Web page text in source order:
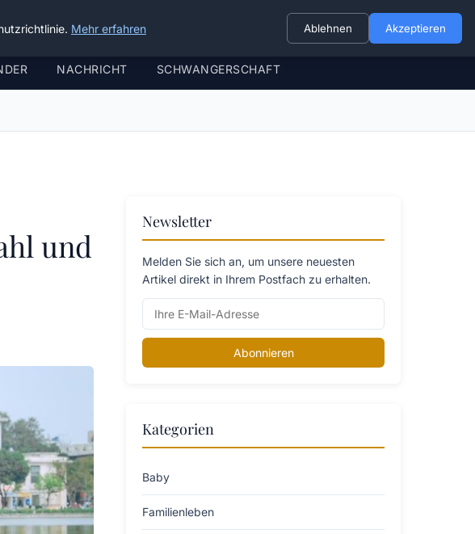
NACHRICHT SCHWANGERSCHAFT
und
Newsletter
Melden Sie sich an, um unsere neuesten
Artikel direkt in Ihrem Postfach zu erhalten.
Abonnieren
Kategorien
Baby
Familienleben
Mehr erfahren Ablehnen Akzeptieren